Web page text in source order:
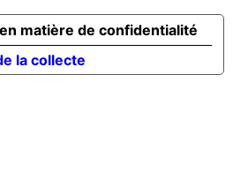
la collecte
matière de confidentialité